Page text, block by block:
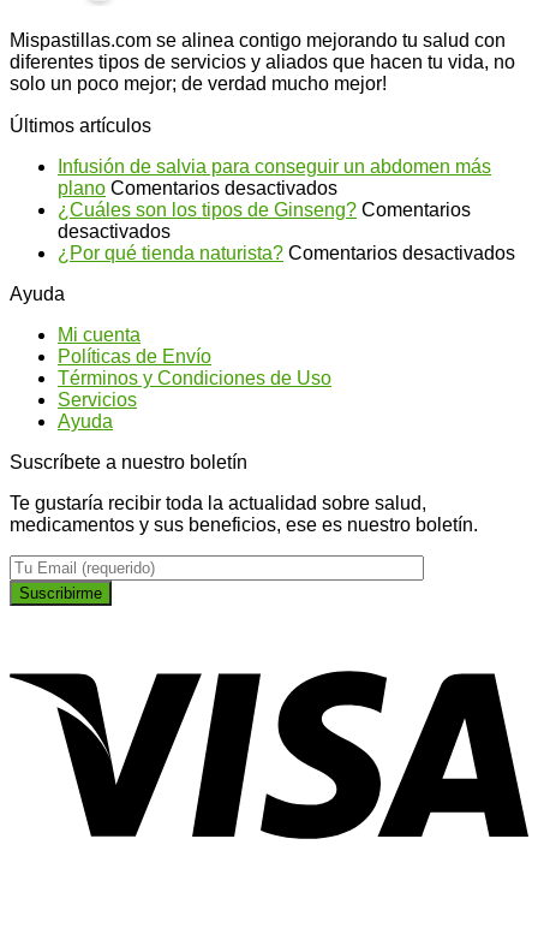
Mispastillas.com se alinea contigo mejorando tu salud con
diferentes tipos de servicios y aliados que hacen tu vida, no
solo un poco mejor; de verdad mucho mejor!
Últimos artículos
Infusión de salvia para conseguir un abdomen más
plano Comentarios desactivadosen
Infusión
salvia
¿Cuáles son los tipos de Ginseng? Comentarios
desactivadosen
¿Cuáles
Ginseng?
¿Por qué tienda naturista? Comentarios desactivadosen
Ayuda
Mi cuenta
Políticas de Envío
Términos y Condiciones de Uso
Servicios
Ayuda
Suscríbete a nuestro boletín
Te gustaría recibir toda la actualidad sobre salud,
medicamentos y sus beneficios, ese es nuestro boletín.